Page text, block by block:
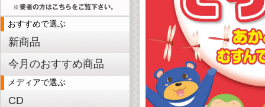
おすすめで選ぶ
新商品
今月のおすすめ商品
メディアで選ぶ
CD